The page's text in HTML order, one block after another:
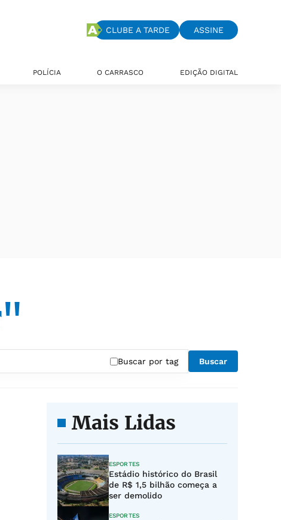
CLUBE A TARDE ASSINE
POLÍCIA O CARRASCO EDIÇÃO DIGITAL
Buscar por tag Buscar
Mais Lidas
ESPORTES
Estádio histórico do Brasil
de R$ 1,5 bilhão começa a
ser demolido
ESPORTES